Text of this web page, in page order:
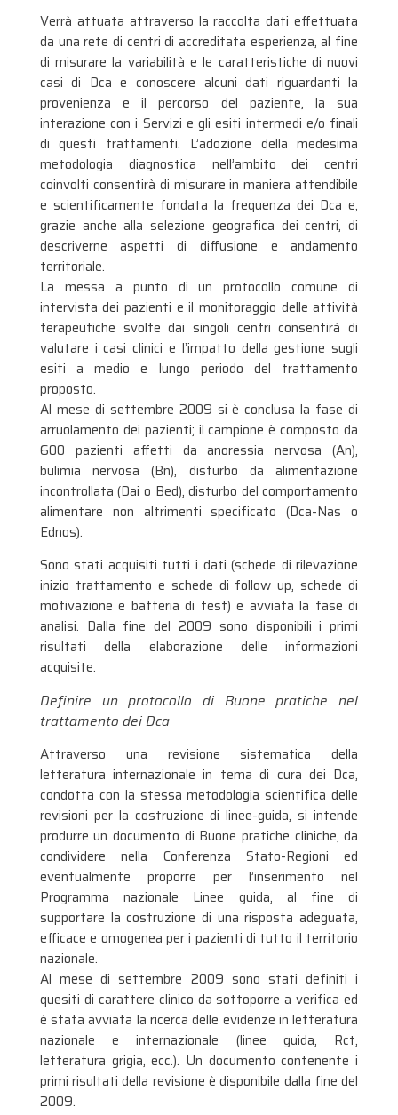
Verrà attuata attraverso la raccolta dati effettuata
da una rete di centri di accreditata esperienza, al fine
di misurare la variabilità e le caratteristiche di nuovi
casi di Dca e conoscere alcuni dati riguardanti la
provenienza e il percorso del paziente, la sua
interazione con i Servizi e gli esiti intermedi e/o finali
di questi trattamenti. L’adozione della medesima
metodologia diagnostica nell’ambito dei centri
coinvolti consentirà di misurare in maniera attendibile
e scientificamente fondata la frequenza dei Dca e,
grazie anche alla selezione geografica dei centri, di
descriverne aspetti di diffusione e andamento
territoriale.
La messa a punto di un protocollo comune di
intervista dei pazienti e il monitoraggio delle attività
terapeutiche svolte dai singoli centri consentirà di
valutare i casi clinici e l’impatto della gestione sugli
esiti a medio e lungo periodo del trattamento
proposto.
Al mese di settembre 2009 si è conclusa la fase di
arruolamento dei pazienti; il campione è composto da
600 pazienti affetti da anoressia nervosa (An),
bulimia nervosa (Bn), disturbo da alimentazione
incontrollata (Dai o Bed), disturbo del comportamento
alimentare non altrimenti specificato (Dca-Nas o
Ednos).
Sono stati acquisiti tutti i dati (schede di rilevazione
inizio trattamento e schede di follow up, schede di
motivazione e batteria di test) e avviata la fase di
analisi. Dalla fine del 2009 sono disponibili i primi
risultati della elaborazione delle informazioni
acquisite.
Definire un protocollo di Buone pratiche nel
trattamento dei Dca
Attraverso una revisione sistematica della
letteratura internazionale in tema di cura dei Dca,
condotta con la stessa metodologia scientifica delle
revisioni per la costruzione di linee-guida, si intende
produrre un documento di Buone pratiche cliniche, da
condividere nella Conferenza Stato-Regioni ed
eventualmente proporre per l’inserimento nel
Programma nazionale Linee guida, al fine di
supportare la costruzione di una risposta adeguata,
efficace e omogenea per i pazienti di tutto il territorio
nazionale.
Al mese di settembre 2009 sono stati definiti i
quesiti di carattere clinico da sottoporre a verifica ed
è stata avviata la ricerca delle evidenze in letteratura
nazionale e internazionale (linee guida, Rct,
letteratura grigia, ecc.). Un documento contenente i
primi risultati della revisione è disponibile dalla fine del
2009.